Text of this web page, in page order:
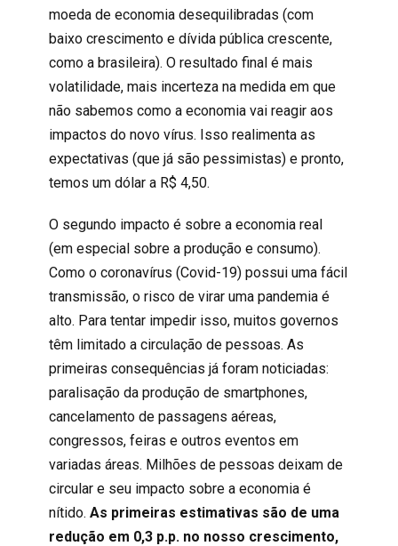
moeda de economia desequilibradas (com
baixo crescimento e dívida pública crescente,
como a brasileira). O resultado final é mais
volatilidade, mais incerteza na medida em que
não sabemos como a economia vai reagir aos
impactos do novo vírus. Isso realimenta as
expectativas (que já são pessimistas) e pronto,
temos um dólar a R$ 4,50.
O segundo impacto é sobre a economia real
(em especial sobre a produção e consumo).
Como o coronavírus (Covid-19) possui uma fácil
transmissão, o risco de virar uma pandemia é
alto. Para tentar impedir isso, muitos governos
têm limitado a circulação de pessoas. As
primeiras consequências já foram noticiadas:
paralisação da produção de smartphones,
cancelamento de passagens aéreas,
congressos, feiras e outros eventos em
variadas áreas. Milhões de pessoas deixam de
circular e seu impacto sobre a economia é
nítido. As primeiras estimativas são de uma
redução em 0,3 p.p. no nosso crescimento,